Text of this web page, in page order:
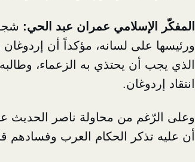
المفكّر الإسلامي عمران عبد الحي:
ورئيسها على لسانه، مؤكداً أن إردوغان
الذي يجب أن يحتذي به الزعماء،
انتقاد إردوغان.
وعلى الرّغم من محاولة ناصر الحديث
أن عليه تذكر الحكام العرب وفسادهم